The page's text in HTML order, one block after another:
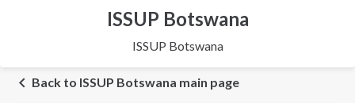
ISSUP Botswana
ISSUP Botswana
Back to ISSUP Botswana main page